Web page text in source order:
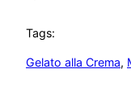
Tags:
Gelato alla Crema,